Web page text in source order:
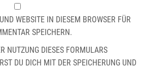
WEBSITE IN DIESEM BROWSER FÜR
SPEICHERN.
NUTZUNG DIESES FORMULARS
DU DICH MIT DER SPEICHERUNG UND